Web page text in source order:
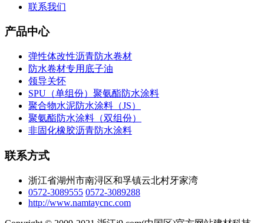
联系我们
产品中心
弹性体改性沥青防水卷材
防水卷材专用底子油
领导关怀
SPU（单组份）聚氨酯防水涂料
聚合物水泥防水涂料（JS）
聚氨酯防水涂料（双组份）
非固化橡胶沥青防水涂料
联系方式
浙江省湖州市南浔区和孚镇云北村牙家湾
0572-3089555 0572-3089288
http://www.namtaycnc.com